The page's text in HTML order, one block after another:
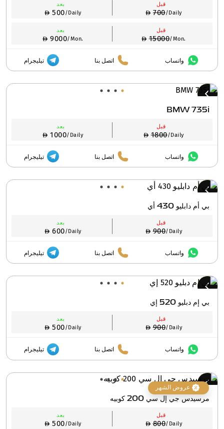
قبل
700/Daily
بعد
500/Daily
قبل
15000/Mon.
بعد
9000/Mon.
واتساب اتصل بنا تيليجرام
BMW 735i
قبل
1800/Daily
بعد
1000/Daily
واتساب اتصل بنا تيليجرام
بي أم دابليو 430 أي
قبل
900/Daily
بعد
600/Daily
واتساب اتصل بنا تيليجرام
بي إم دبليو 520 إي
قبل
900/Daily
بعد
500/Daily
واتساب اتصل بنا تيليجرام
عروض الشهر
مرسيدس جي إل سي 200 كوبيه
قبل
800/Daily
بعد
500/Daily